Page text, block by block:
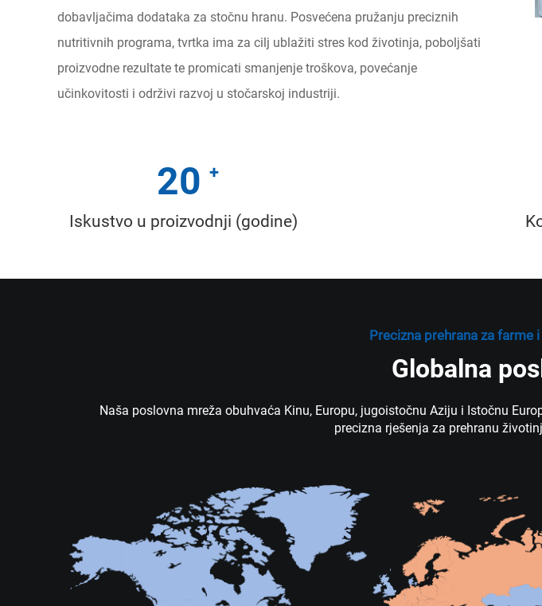
dobavljačima dodataka za stočnu hranu. Posvećena pružanju preciznih
nutritivnih programa, tvrtka ima za cilj ublažiti stres kod životinja, poboljšati
proizvodne rezultate te promicati smanjenje troškova, povećanje
učinkovitosti i održivi razvoj u stočarskoj industriji.
20
Iskustvo u proizvodnji (godine)
Precizna prehrana za
Globalna
Naša poslovna mreža obuhvaća Kinu, Europu, jugoistočnu Aziju i Istočnu
precizna rješenja za prehranu